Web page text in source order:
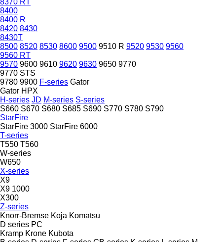
8400
8400 R
8420 8430
8430T
8500 8520 8530 8600 9500 9510 R 9520 9530 9560
9560 RT
9570 9600 9610 9620 9630 9650 9770
9770 STS
9780 9900 F-series Gator
Gator HPX
H-series JD M-series S-series
S660 S670 S680 S685 S690 S770 S780 S790
StarFire
StarFire 3000 StarFire 6000
T-series
T550 T560
W-series
W650
X-series
X9
X9 1000
X300
Z-series
Knorr-Bremse Koja Komatsu
D series PC
Kramp Krone Kubota